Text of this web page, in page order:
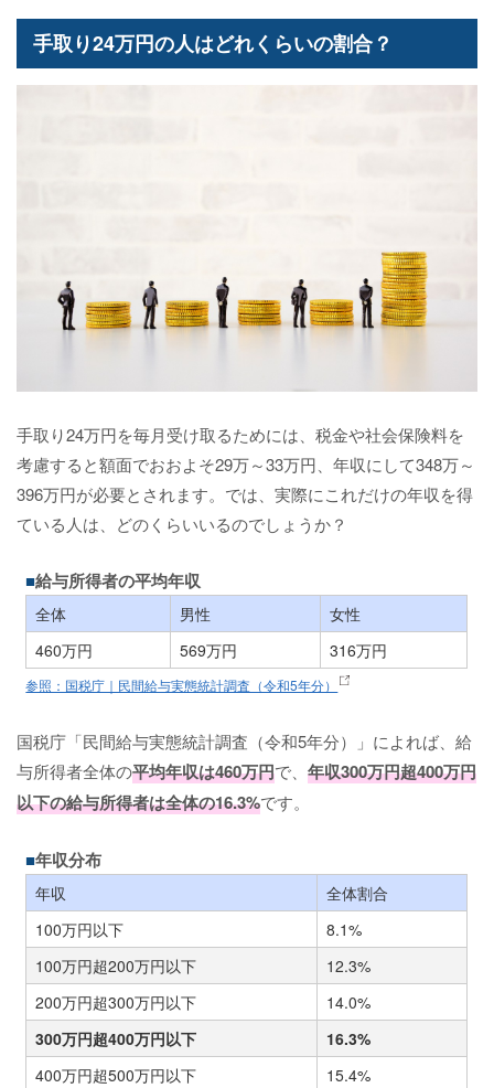
手取り24万円の人はどれくらいの割合？
手取り24万円を毎月受け取るためには、税金や社会保険料を
考慮すると額面でおおよそ29万～33万円、年収にして348万～
396万円が必要とされます。では、実際にこれだけの年収を得
ている人は、どのくらいいるのでしょうか？
給与所得者の平均年収
全体 男性
女性
460万円
569万円 316万円
参照：国税庁｜民間給与実態統計調査（令和5年分）
国税庁「民間給与実態統計調査（令和5年分）」によれば、給
与所得者全体の平均年収は460万円で、 年収300万円超400万円
以下の給与所得者は全体の16.3%です。
年収分布
年収
全体割合
100万円以下
8.1%
100万円超200万円以下
12.3%
200万円超300万円以下
14.0%
300万円超400万円以下
16.3%
400万円超500万円以下
15.4%